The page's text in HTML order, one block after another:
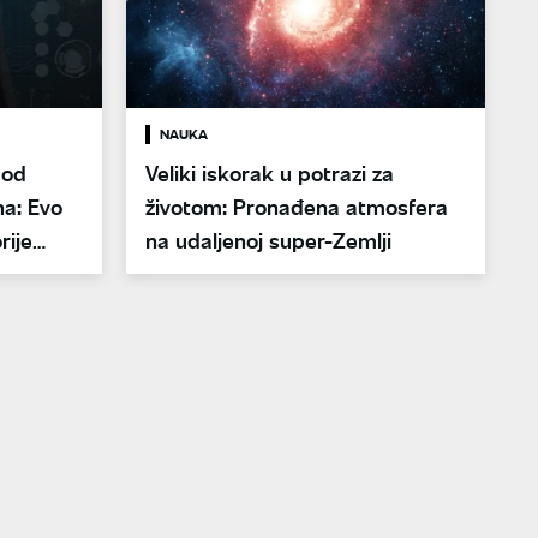
Evo
NAUKA
Veliki iskorak u potrazi za
životom: Pronađena atmosfera
na udaljenoj super-Zemlji